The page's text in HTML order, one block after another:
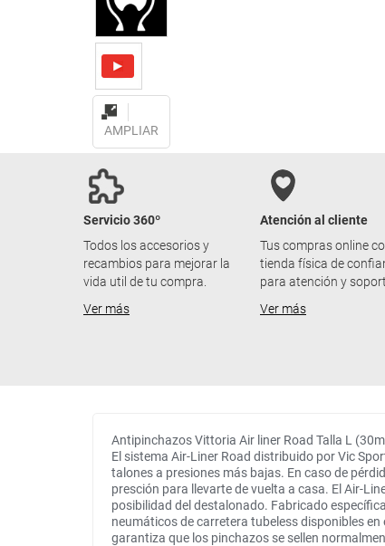
AMPLIAR
Servicio 360º
Todos los accesorios y
recambios para mejorar la
vida util de tu compra.
Ver más
Atención al cliente
Tus compras online
tienda física de
para atención y
Ver más
Antipinchazos Vittoria Air liner Road Talla L
El sistema Air-Liner Road distribuido por Vic
talones a presiones más bajas. En caso de
presción para llevarte de vuelta a casa. El Air-
posibilidad del destalonado. Fabricado
neumáticos de carretera tubeless disponibles
garantiza que los pinchazos se sellen